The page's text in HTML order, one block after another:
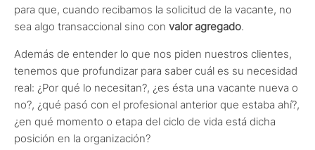
para que, cuando recibamos la solicitud de la vacante, no
sea algo transaccional sino con valor agregado.
Además de entender lo que nos piden nuestros clientes,
tenemos que profundizar para saber cuál es su necesidad
real: ¿Por qué lo necesitan?, ¿es ésta una vacante nueva o
no?, ¿qué pasó con el profesional anterior que estaba ahí?,
¿en qué momento o etapa del ciclo de vida está dicha
posición en la organización?